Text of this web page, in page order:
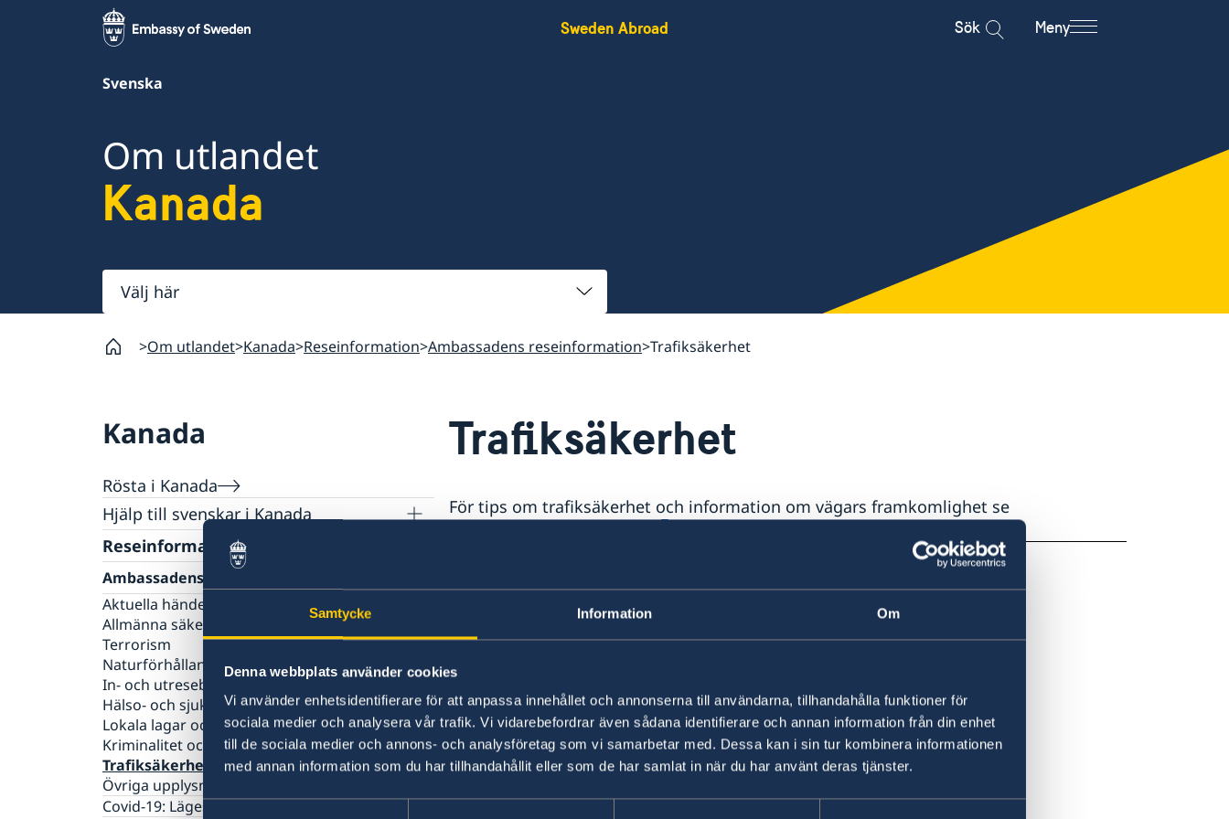
Samtycke Information Om
Denna webbplats använder cookies
Vi använder enhetsidentifierare för att anpassa innehållet och annonserna till användarna, tillhandahålla funktioner för
sociala medier och analysera vår trafik. Vi vidarebefordrar även sådana identifierare och annan information från din enhet
till de sociala medier och annons- och analysföretag som vi samarbetar med. Dessa kan i sin tur kombinera informationen
med annan information som du har tillhandahållit eller som de har samlat in när du har använt deras tjänster.
Samtyckesval
Sweden Abroad Sök Meny
Svenska
Om utlandet
Kanada
Välj
här
Om utlandet Kanada Reseinformation Ambassadens reseinformation Trafiksäkerhet
Kanada
Rösta i Kanada
Hjälp till svenskar i Kanada
Rösta i Kanada
Förtidsrösta på konsulaten
Svenskt pass i Kanada
Förlust av pass
Pass för vuxna
Pass för barn under 18 år
Samordningsnummer
Provisoriskt pass
Nationellt id-kort
Svenskt medborgarskap
Om svenskt medborgarskap
Körkort
Levnadsintyg
Avgifter
Konsulär service till svenskar utomlands
Akut hjälp
Reseinformation
Ambassadens reseinformation
Aktuella händelser
Allmänna säkerhetsläget
Terrorism
Naturförhållanden och katastrofer
In- och utresebestämmelser
Hälso- och sjukvård
Lokala lagar och sedvänjor
Kriminalitet och personlig säkerhet
Trafiksäkerhet
Övriga upplysningar
Covid-19: Lägesbild och reseinformation
Trafiksäkerhet
För tips om trafiksäkerhet och information om vägars framkomlighet se